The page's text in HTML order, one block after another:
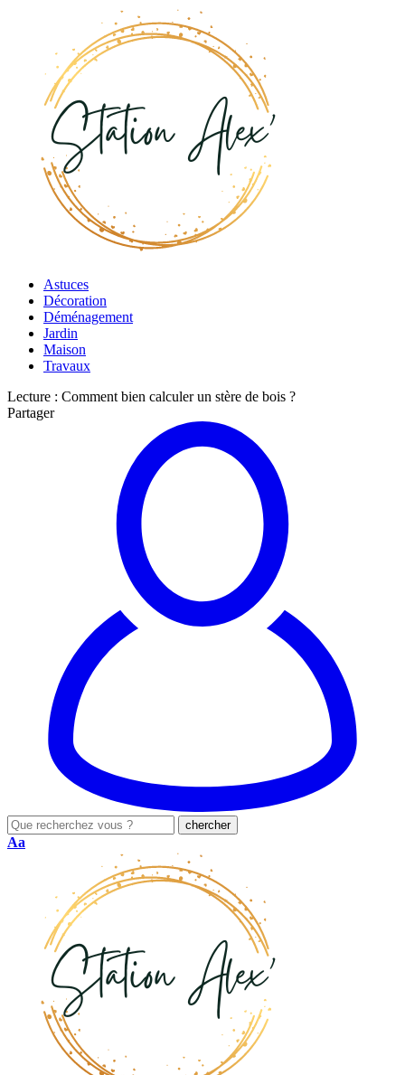
Astuces
Décoration
Déménagement
Jardin
Maison
Travaux
Lecture : Comment bien calculer un stère de bois ?
Partager
Aa